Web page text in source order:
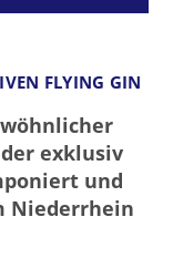
FLYING GIN
exklusiv
und
Niederrhein